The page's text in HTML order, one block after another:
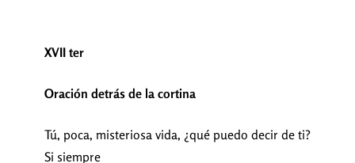
XVII ter
Oración detrás de la cortina
Tú, poca, misteriosa vida, ¿qué puedo decir de ti?
Si siempre